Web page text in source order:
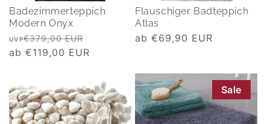
Badezimmerteppich
Modern Onyx
Normaler
Preis
UVP€379,00 EUR
Verkaufspreis
ab €119,00 EUR
Flauschiger Badteppich
Atlas
Normaler
ab €69,90 EUR
Sale